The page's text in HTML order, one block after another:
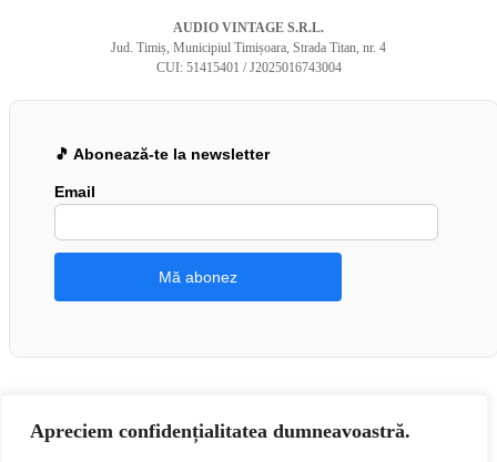
Apreciem confidențialitatea dumneavoastră.
AUDIO VINTAGE S.R.L.
Jud. Timiș, Municipiul Timișoara, Strada Titan, nr. 4
CUI: 51415401 / J2025016743004
🎵 Abonează-te la newsletter
Email